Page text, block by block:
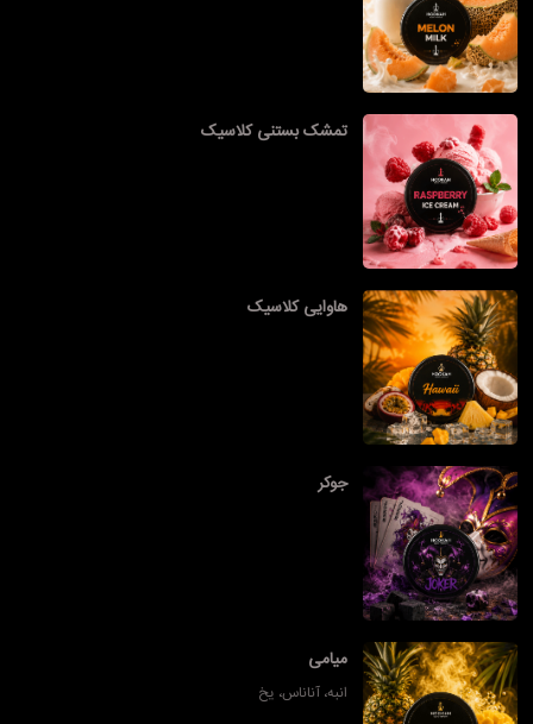
تمشک بستنی کلاسیک
هاوایی کلاسیک
جوکر
میامی
انبه، آناناس، یخ